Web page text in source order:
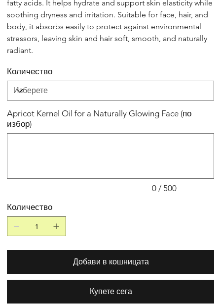
fatty acids. It helps hydrate and support skin elasticity while
soothing dryness and irritation. Suitable for face, hair, and
body, it absorbs easily to protect against environmental
stressors, leaving skin and hair soft, smooth, and naturally
radiant.
Количество
Apricot Kernel Oil for a Naturally Glowing Face (по
избор)
0 / 500
Количество
Добави в кошницата
Купете сега